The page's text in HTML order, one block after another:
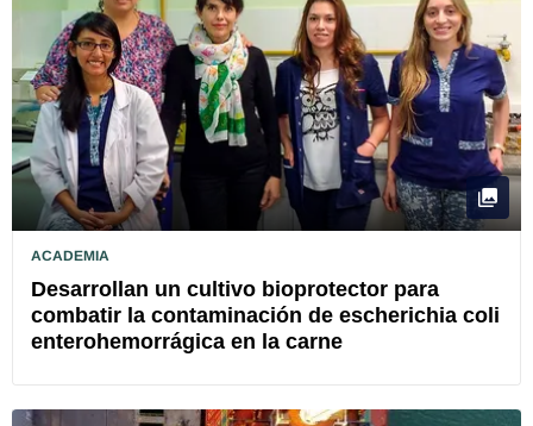
ACADEMIA
Desarrollan un cultivo bioprotector para
combatir la contaminación de escherichia coli
enterohemorrágica en la carne